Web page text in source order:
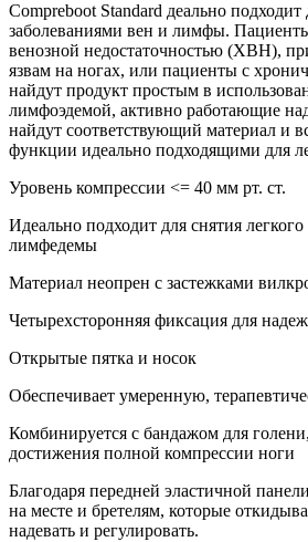
Compreboot Standard деально подходит
заболеваниями вен и лимфы.
венозной недостаточностью (ХВН),
язвам на ногах, или пациенты с
найдут продукт простым в
лимфоэдемой, активно работающие
найдут соответствующий материал и
функции идеально подходящими для
Уровень компрессии <= 40 мм рт. ст.
Идеально подходит для снятия
лимфедемы
Материал неопрен с застежками
Четырехсторонняя фиксация для
Открытые пятка и носок
Обеспечивает умеренную,
Комбинируется с бандажом для
достижения полной компрессии ноги
Благодаря передней эластичной
на месте и бретелям, которые
надевать и регулировать.